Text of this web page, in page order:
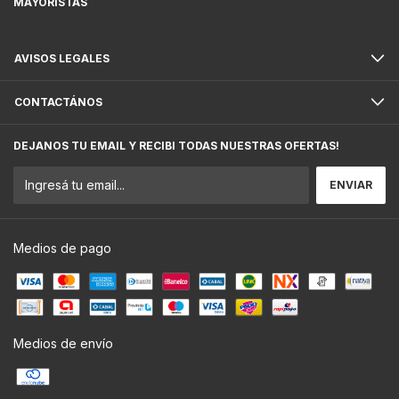
AVISOS LEGALES
CONTACTÁNOS
DEJANOS TU EMAIL Y RECIBI TODAS NUESTRAS OFERTAS!
Medios de pago
Medios de envío